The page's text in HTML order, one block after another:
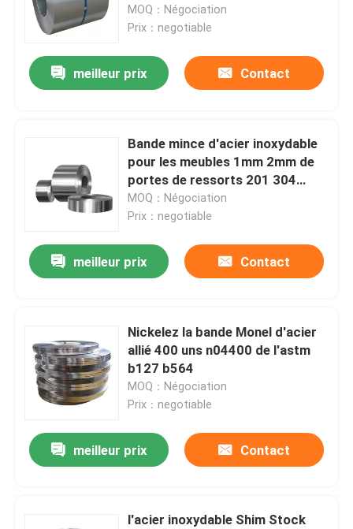
de bobine d'acier inoxydable
MOQ：Négociation
Prix：negotiable
meilleur prix Contact
Bande mince d'acier inoxydable
pour les meubles 1mm 2mm de
portes de ressorts 201 304
304L 316 410 430
MOQ：Négociation
Prix：negotiable
meilleur prix Contact
Nickelez la bande Monel d'acier
allié 400 uns n04400 de l'astm
b127 b564
MOQ：Négociation
Prix：negotiable
meilleur prix Contact
l'acier inoxydable Shim Stock